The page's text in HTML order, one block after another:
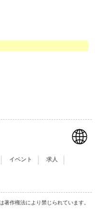
イベント 求人
作権法により禁じられています。